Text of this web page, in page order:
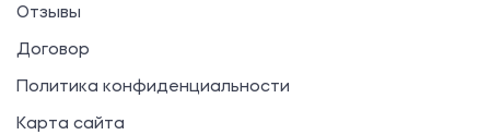
Отзывы
Договор
Политика конфиденциальности
Карта сайта